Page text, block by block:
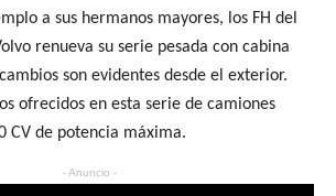
a sus hermanos mayores, los FH del
renueva su serie pesada con cabina
son evidentes desde el exterior.
ofrecidos en esta serie de camiones
CV de potencia máxima.
- Anuncio -